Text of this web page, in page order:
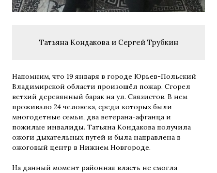
Татьяна Кондакова и Сергей Трубкин
Напомним, что 19 января в городе Юрьев-Польский
Владимирской области произошёл пожар. Сгорел
ветхий деревянный барак на ул. Связистов. В нем
проживало 24 человека, среди которых были
многодетные семьи, два ветерана-афганца и
пожилые инвалиды. Татьяна Кондакова получила
ожоги дыхательных путей и была направлена в
ожоговый центр в Нижнем Новгороде.
На данный момент районная власть не смогла